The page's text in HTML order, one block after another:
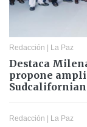
Redacción | La Paz
Destaca
propone
Redacción | La Paz